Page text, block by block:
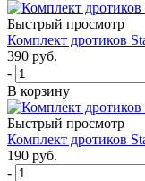
Быстрый просмотр
Комплект дротиков
390 руб.
-
В корзину
Быстрый просмотр
Комплект дротиков
190 руб.
-